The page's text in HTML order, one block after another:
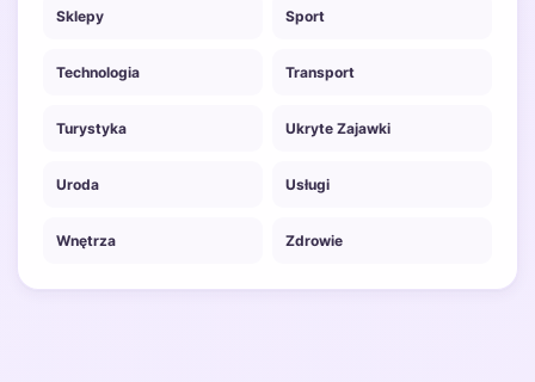
Sklepy Sport
Technologia Transport
Turystyka Ukryte Zajawki
Uroda Usługi
Wnętrza Zdrowie